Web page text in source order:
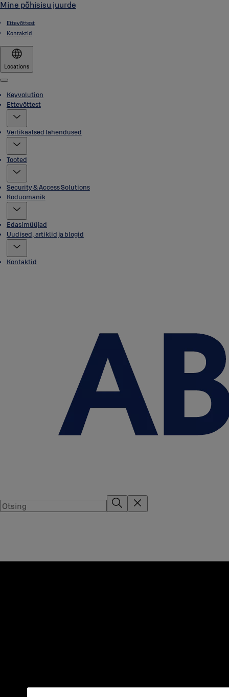
Mine põhisisu juurde
Ettevõttest
Kontaktid
Locations
Menu
Keyvolution
Ettevõttest
Vertikaalsed lahendused
Tooted
Security & Access Solutions
Koduomanik
Edasimüüjad
Uudised, artiklid ja blogid
Kontaktid